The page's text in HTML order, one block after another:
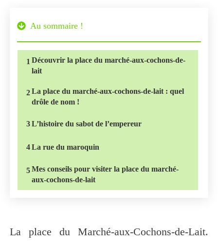
Au sommaire !
1 Découvrir la place du marché-aux-cochons-de-
lait
2La place du marché-aux-cochons-de-lait : quel
drôle de nom !
3L’histoire du sabot de l’empereur
4La rue du maroquin
5Mes conseils pour visiter la place du marché-
aux-cochons-de-lait
La place du Marché-aux-Cochons-de-Lait.